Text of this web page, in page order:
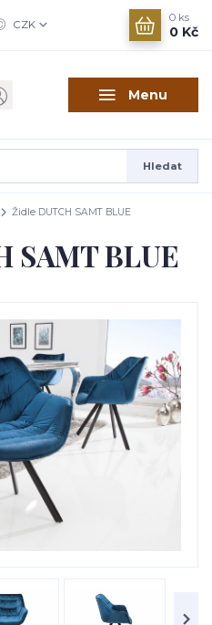
Menu
CZK
Hledat
0 ks
0 Kč
Židle DUTCH SAMT BLUE
SAMT BLUE